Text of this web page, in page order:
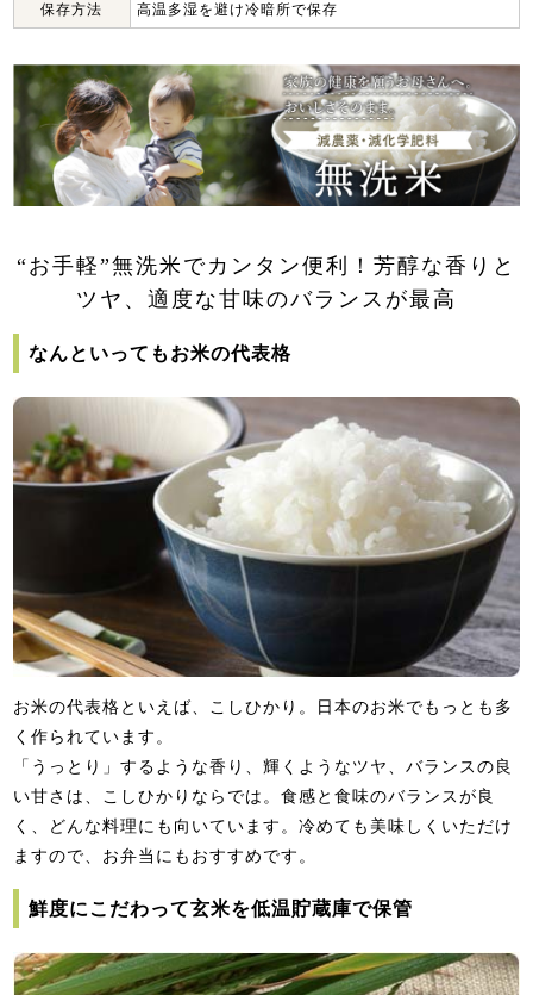
保存方法 高温多湿を避け冷暗所で保存
“お手軽”無洗米でカンタン便利！芳醇な香りと
ツヤ、適度な甘味のバランスが最高
なんといってもお米の代表格
お米の代表格といえば、こしひかり。日本のお米でもっとも多
く作られています。
「うっとり」するような香り、輝くようなツヤ、バランスの良
い甘さは、こしひかりならでは。食感と食味のバランスが良
く、どんな料理にも向いています。冷めても美味しくいただけ
ますので、お弁当にもおすすめです。
鮮度にこだわって玄米を低温貯蔵庫で保管